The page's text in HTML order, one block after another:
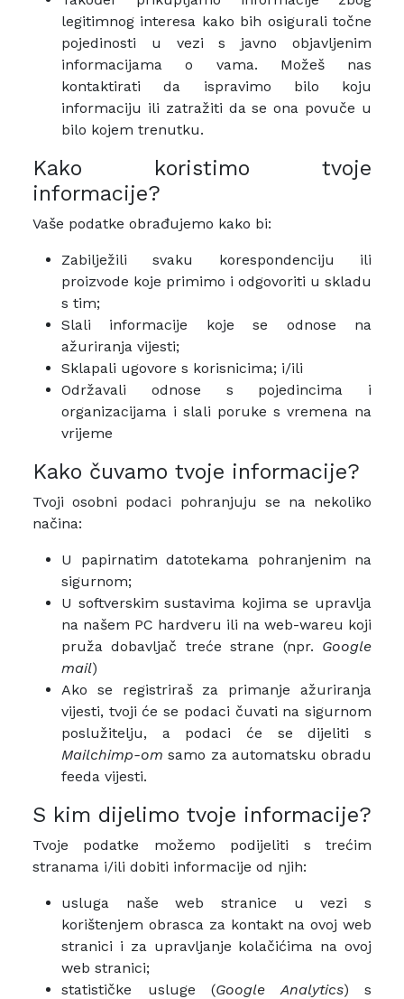
legitimnog interesa kako bih osigurali točne
pojedinosti u vezi s javno objavljenim
informacijama o vama. Možeš nas
kontaktirati da ispravimo bilo koju
informaciju ili zatražiti da se ona povuče u
bilo kojem trenutku.
Kako koristimo tvoje
informacije?
Vaše podatke obrađujemo kako bi:
Zabilježili svaku korespondenciju ili
proizvode koje primimo i odgovoriti u skladu
s tim;
Slali informacije koje se odnose na
ažuriranja vijesti;
Sklapali ugovore s korisnicima; i/ili
Održavali odnose s pojedincima i
organizacijama i slali poruke s vremena na
vrijeme
Kako čuvamo tvoje informacije?
Tvoji osobni podaci pohranjuju se na nekoliko
načina:
U papirnatim datotekama pohranjenim na
sigurnom;
U softverskim sustavima kojima se upravlja
na našem PC hardveru ili na web-wareu koji
pruža dobavljač treće strane (npr. Google
mail)
Ako se registriraš za primanje ažuriranja
vijesti, tvoji će se podaci čuvati na sigurnom
poslužitelju, a podaci će se dijeliti s
Mailchimp-om samo za automatsku obradu
feeda vijesti.
S kim dijelimo tvoje informacije?
Tvoje podatke možemo podijeliti s trećim
stranama i/ili dobiti informacije od njih:
usluga naše web stranice u vezi s
korištenjem obrasca za kontakt na ovoj web
stranici i za upravljanje kolačićima na ovoj
web stranici;
statističke usluge (Google Analytics) s